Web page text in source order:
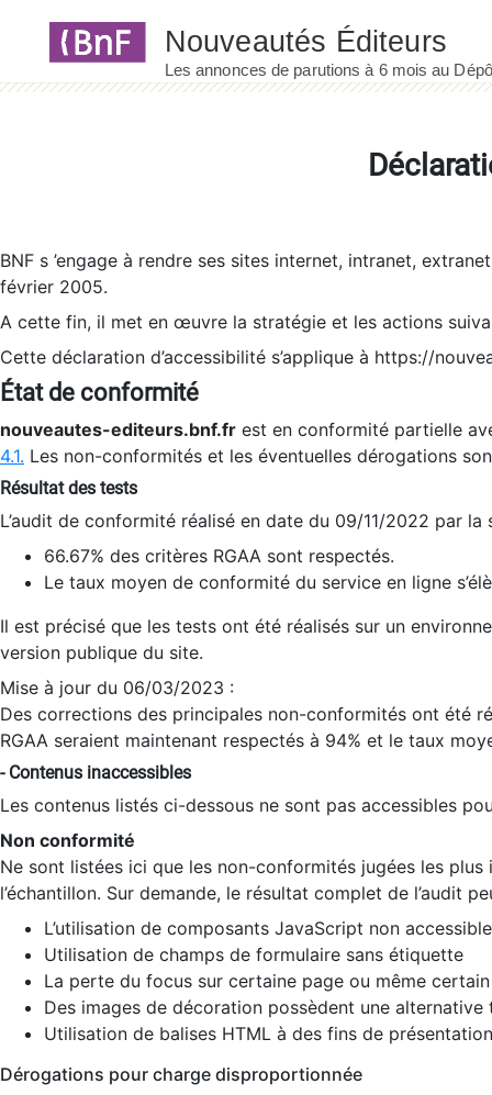
BNF s ’engage à rendre ses sites internet, intranet,
février 2005.
A cette fin, il met en œuvre la stratégie et les actions
Cette déclaration d’accessibilité s’applique à https://
État de conformité
nouveautes-editeurs.bnf.fr est en conformité partielle
4.1. Les non-conformités et les éventuelles dérogations
Résultat des tests
L’audit de conformité réalisé en date du 09/11/2022 par
66.67% des critères RGAA sont respectés.
Le taux moyen de conformité du service en ligne
Il est précisé que les tests ont été réalisés sur un
version publique du site.
Mise à jour du 06/03/2023 :
Des corrections des principales non-conformités ont été
RGAA seraient maintenant respectés à 94% et le taux
- Contenus inaccessibles
Les contenus listés ci-dessous ne sont pas accessibles
Non conformité
Ne sont listées ici que les non-conformités jugées les
l’échantillon. Sur demande, le résultat complet de l’audit
L’utilisation de composants JavaScript non
Utilisation de champs de formulaire sans étiquette
La perte du focus sur certaine page ou même
Des images de décoration possèdent une alternative
Utilisation de balises HTML à des fins de
Dérogations pour charge disproportionnée